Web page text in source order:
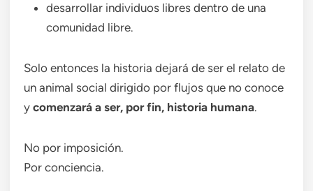
desarrollar individuos libres dentro de una
comunidad libre.
Solo entonces la historia dejará de ser el relato de
un animal social dirigido por flujos que no conoce
y comenzará a ser, por fin, historia humana.
No por imposición.
Por conciencia.